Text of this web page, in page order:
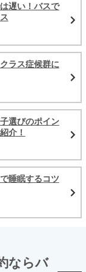
遅い！バスで
ラス症候群に
選びのポイン
介！
睡眠するコツ
ならバ